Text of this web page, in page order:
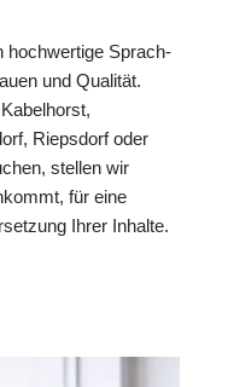
hochwertige Sprach-
und Qualität.
Riepsdorf oder
stellen wir
für eine
Ihrer Inhalte.